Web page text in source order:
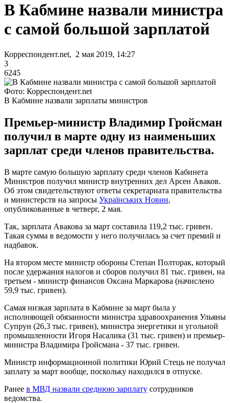
В Кабмине назвали министра
с самой большой зарплатой
Корреспондент.net, 2 мая 2019, 14:27
3
6245
Фото: Корреспондент.net
В Кабмине назвали зарплаты министров
Премьер-министр Владимир Гройсман
получил в марте одну из наименьших
зарплат среди членов правительства.
В марте самую большую зарплату среди членов Кабинета
Министров получил министр внутренних дел Арсен Аваков.
Об этом свидетельствуют ответы секретариата правительства
и министерств на запросы Українських Новин,
опубликованные в четверг, 2 мая.
Так, зарплата Авакова за март составила 119,2 тыс. гривен.
Такая сумма в ведомости у него получилась за счет премий и
надбавок.
На втором месте министр обороны Степан Полторак, который
после удержания налогов и сборов получил 81 тыс. гривен, на
третьем - министр финансов Оксана Маркарова (начислено
59,9 тыс. гривен).
Самая низкая зарплата в Кабмине за март была у
исполняющей обязанности министра здравоохранения Ульяны
Супрун (26,3 тыс. гривен), министра энергетики и угольной
промышленности Игоря Насалика (31 тыс. гривен) и премьер-
министра Владимира Гройсмана - 37 тыс. гривен.
Министр информационной политики Юрий Стець не получал
заплату за март вообще, поскольку находился в отпуске.
Ранее в МВД назвали среднюю зарплату сотрудников
ведомства.